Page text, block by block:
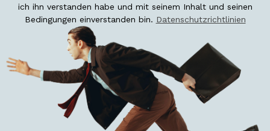
ich ihn verstanden habe und mit seinem Inhalt und seinen
Bedingungen einverstanden bin. Datenschutzrichtlinien